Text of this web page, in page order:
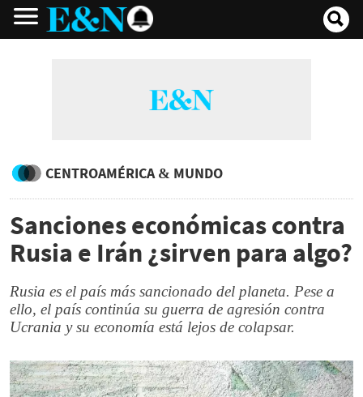
CENTROAMÉRICA & MUNDO
Sanciones económicas contra
Rusia e Irán ¿sirven para algo?
Rusia es el país más sancionado del planeta. Pese a
ello, el país continúa su guerra de agresión contra
Ucrania y su economía está lejos de colapsar.